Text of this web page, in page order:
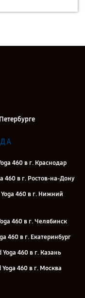
460 в г. Краснодар
460 в г. Ростов-на-Дону
460 в г. Нижний
460 в г. Челябинск
460 в г. Екатеринбург
460 в г. Казань
460 в г. Москва